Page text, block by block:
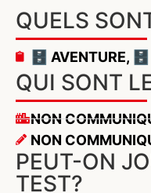
QUELS
🗄️ AVENTURE, 🗄️
QUI SONT
NON
NON
PEUT-ON
TEST?